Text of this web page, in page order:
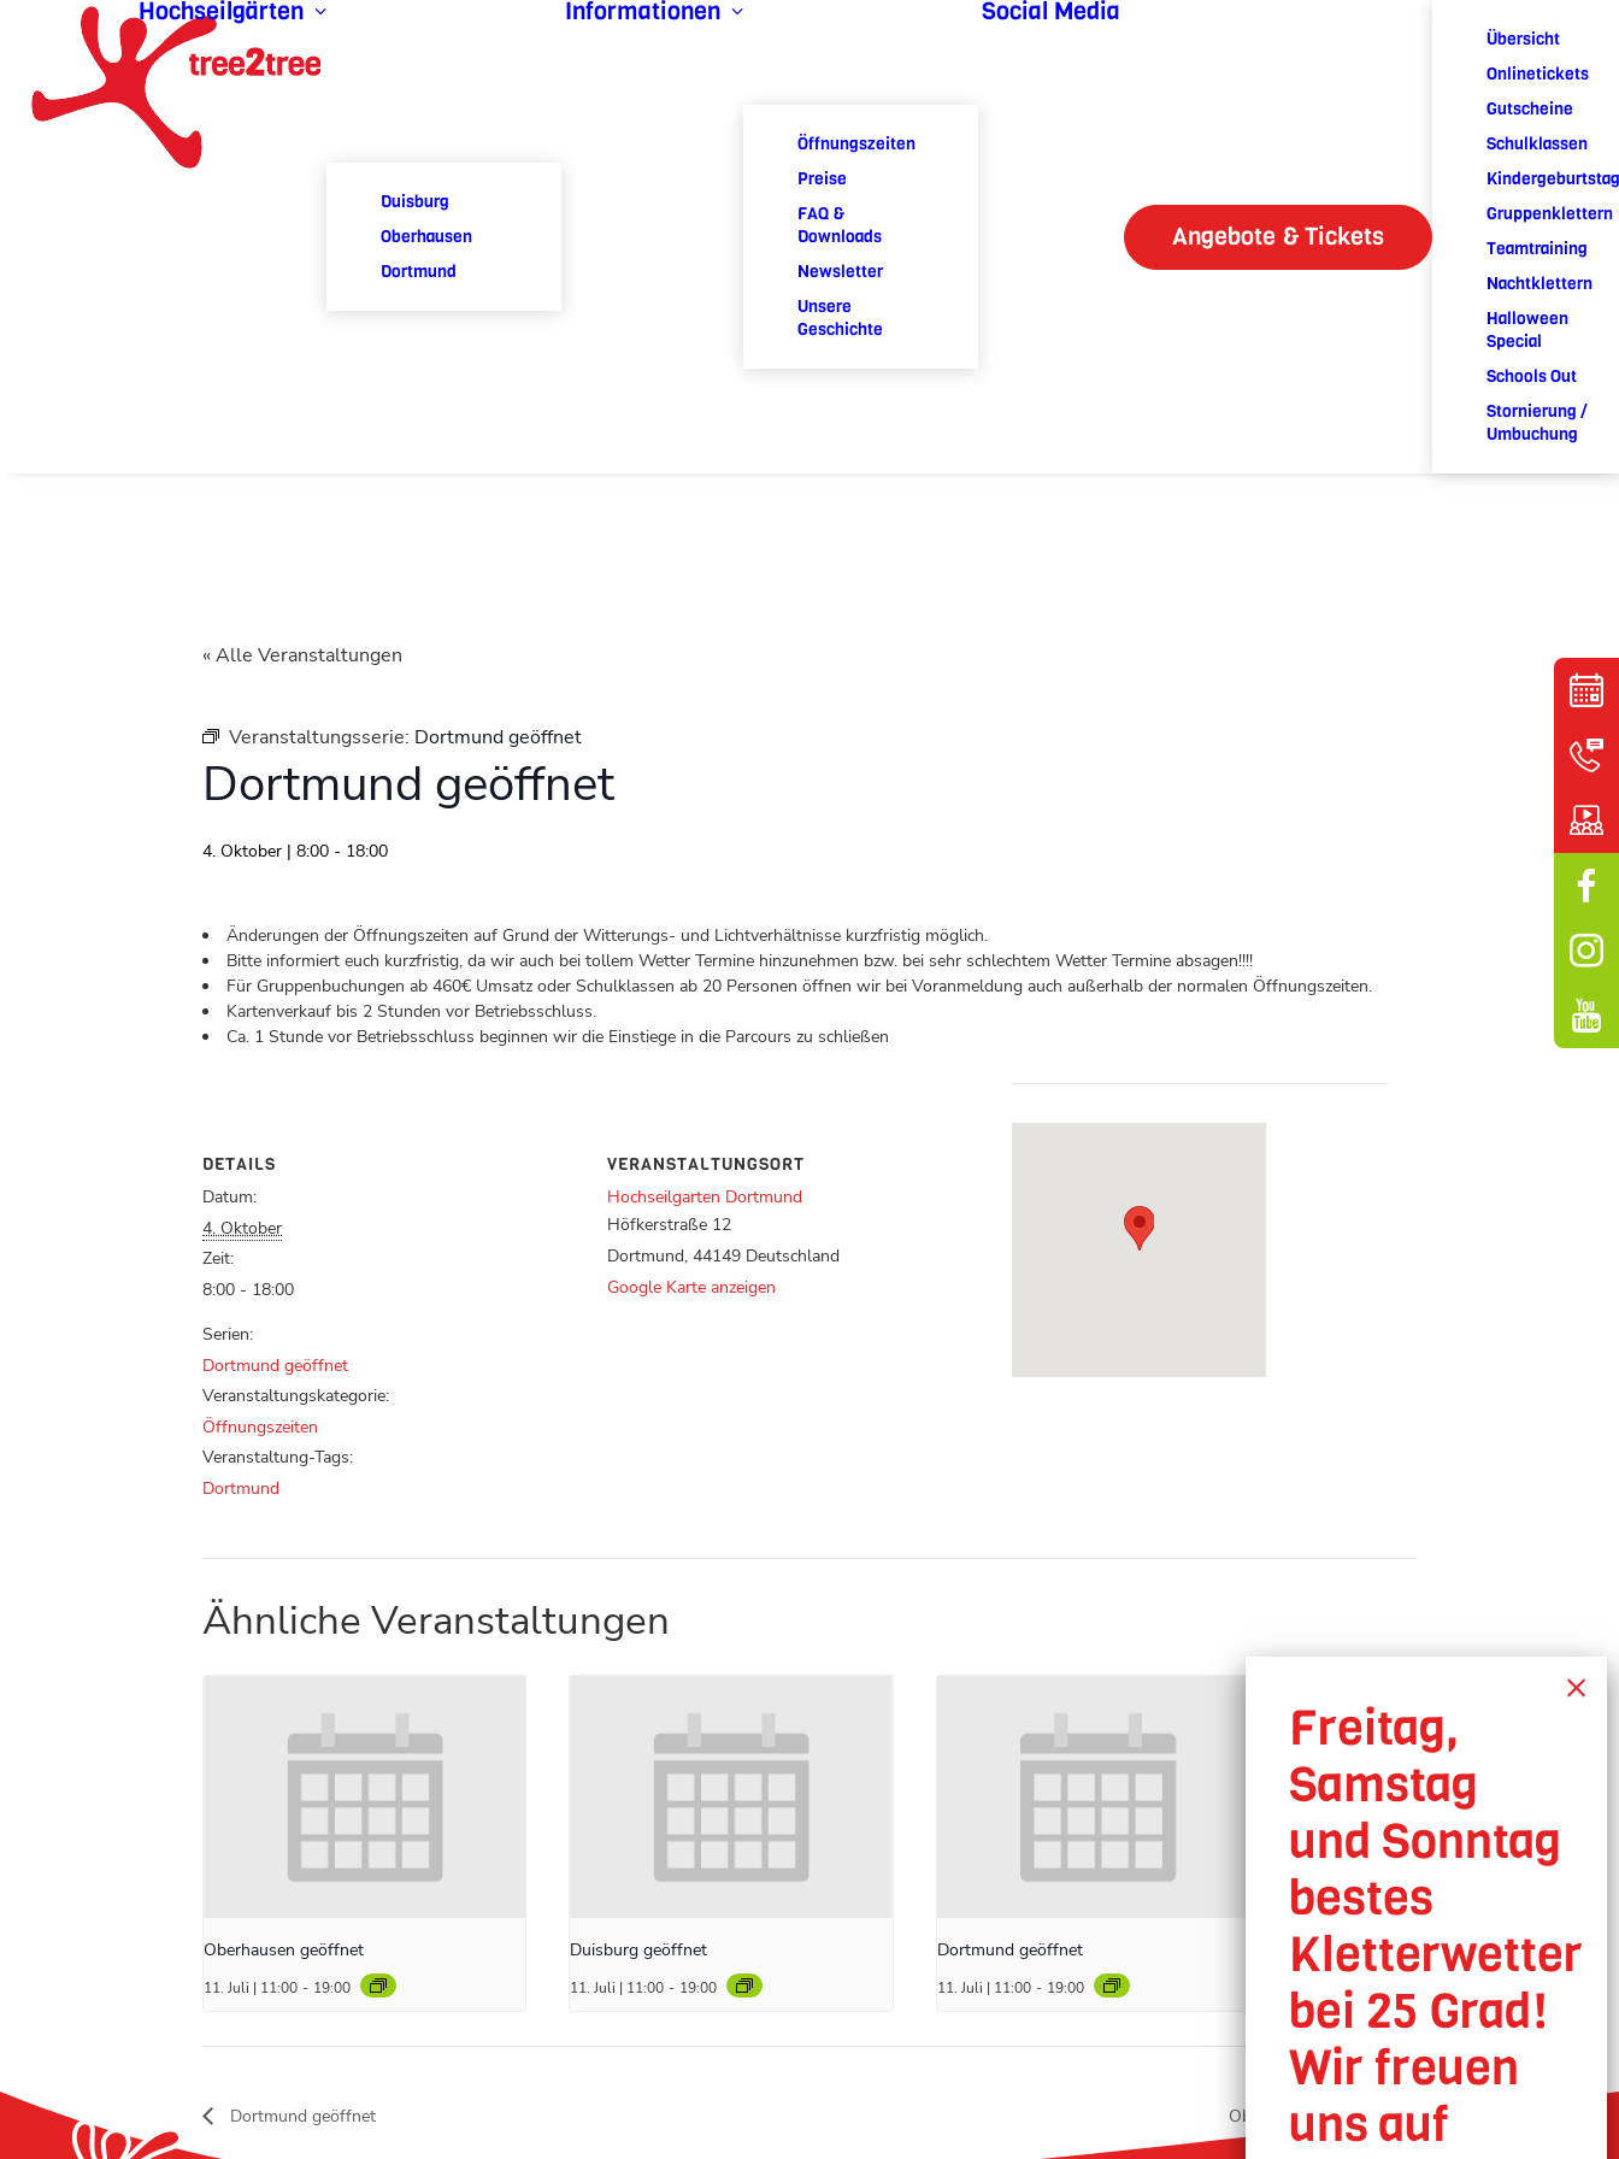
Hochseilgärten
Duisburg
Oberhausen
Dortmund
Informationen
Öffnungszeiten
Preise
FAQ &
Downloads
Newsletter
Unsere
Geschichte
Social Media
Angebote & Tickets
Übersicht
Onlinetickets
Gutscheine
Schulklassen
Kindergeburtstag
Gruppenklettern
Teamtraining
Nachtklettern
Halloween
Special
Schools Out
Stornierung /
Umbuchung
« Alle Veranstaltungen
Veranstaltungsserie: Dortmund geöffnet
Dortmund geöffnet
4. Oktober | 8:00 - 18:00
Änderungen der Öffnungszeiten auf Grund der Witterungs- und Lichtverhältnisse kurzfristig möglich.
Bitte informiert euch kurzfristig, da wir auch bei tollem Wetter Termine hinzunehmen bzw. bei sehr schlechtem Wetter Termine absagen!!!!
Für Gruppenbuchungen ab 460€ Umsatz oder Schulklassen ab 20 Personen öffnen wir bei Voranmeldung auch außerhalb der normalen Öffnungszeiten.
Kartenverkauf bis 2 Stunden vor Betriebsschluss.
Ca. 1 Stunde vor Betriebsschluss beginnen wir die Einstiege in die Parcours zu schließen
DETAILS
Datum:
4. Oktober
Zeit:
8:00 - 18:00
Serien:
Dortmund geöffnet
Veranstaltungskategorie:
Öffnungszeiten
Veranstaltung-Tags:
Dortmund
VERANSTALTUNGSORT
Hochseilgarten Dortmund
Höfkerstraße 12
Dortmund, 44149 Deutschland
Google Karte anzeigen
Ähnliche Veranstaltungen
Oberhausen geöffnet
11. Juli | 11:00 - 19:00
Duisburg geöffnet
11. Juli | 11:00 - 19:00
Dortmund geöffnet
11. Juli | 11:00 - 19:00
Dortmund geöffnet Oberhausen geöffnet